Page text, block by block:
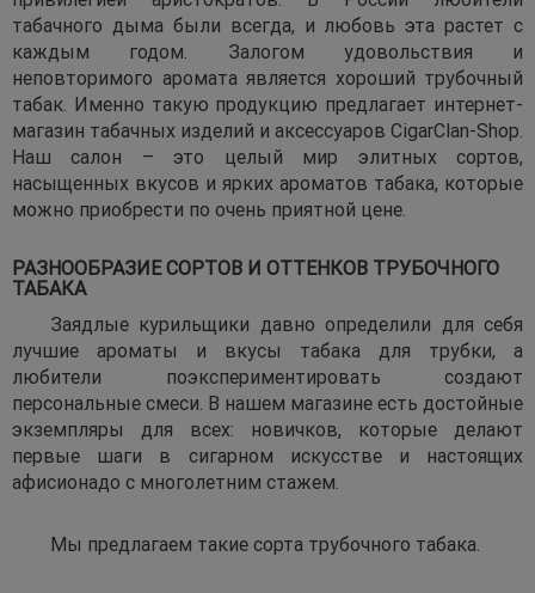
табачного дыма были всегда, и любовь эта растет с
каждым годом. Залогом удовольствия и
неповторимого аромата является хороший трубочный
табак. Именно такую продукцию предлагает интернет-
магазин табачных изделий и аксессуаров CigarClan-Shop.
Наш салон – это целый мир элитных сортов,
насыщенных вкусов и ярких ароматов табака, которые
можно приобрести по очень приятной цене.
РАЗНООБРАЗИЕ СОРТОВ И ОТТЕНКОВ ТРУБОЧНОГО
ТАБАКА
Заядлые курильщики давно определили для себя
лучшие ароматы и вкусы табака для трубки, а
любители поэкспериментировать создают
персональные смеси. В нашем магазине есть достойные
экземпляры для всех: новичков, которые делают
первые шаги в сигарном искусстве и настоящих
афисионадо с многолетним стажем.
Мы предлагаем такие сорта трубочного табака.